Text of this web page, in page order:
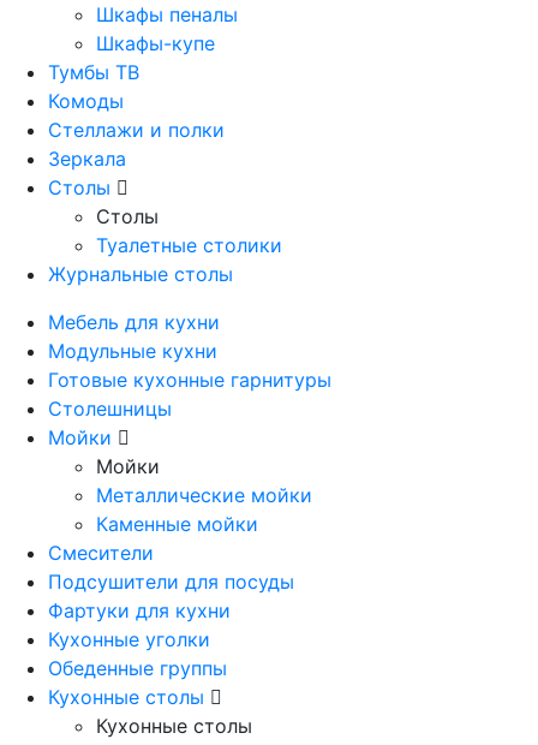
Шкафы пеналы
Шкафы-купе
Тумбы ТВ
Комоды
Стеллажи и полки
Зеркала
Столы
Столы
Туалетные столики
Журнальные столы
Мебель для кухни
Модульные кухни
Готовые кухонные гарнитуры
Столешницы
Мойки
Мойки
Металлические мойки
Каменные мойки
Смесители
Подсушители для посуды
Фартуки для кухни
Кухонные уголки
Обеденные группы
Кухонные столы
Кухонные столы